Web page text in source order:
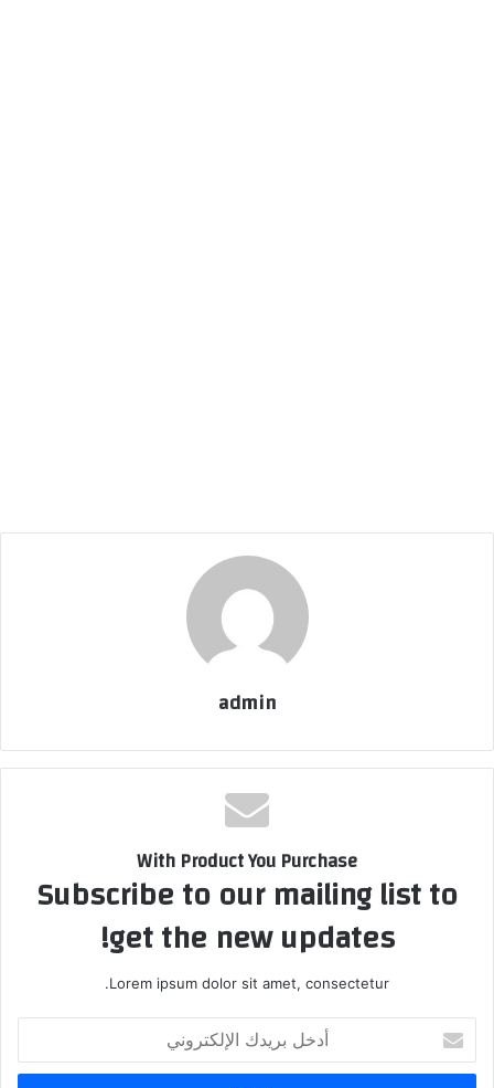
admin
With Product You Purchase
Subscribe to our mailing list to
get the new updates!
Lorem ipsum dolor sit amet, consectetur.
بريدك
الإلكتروني